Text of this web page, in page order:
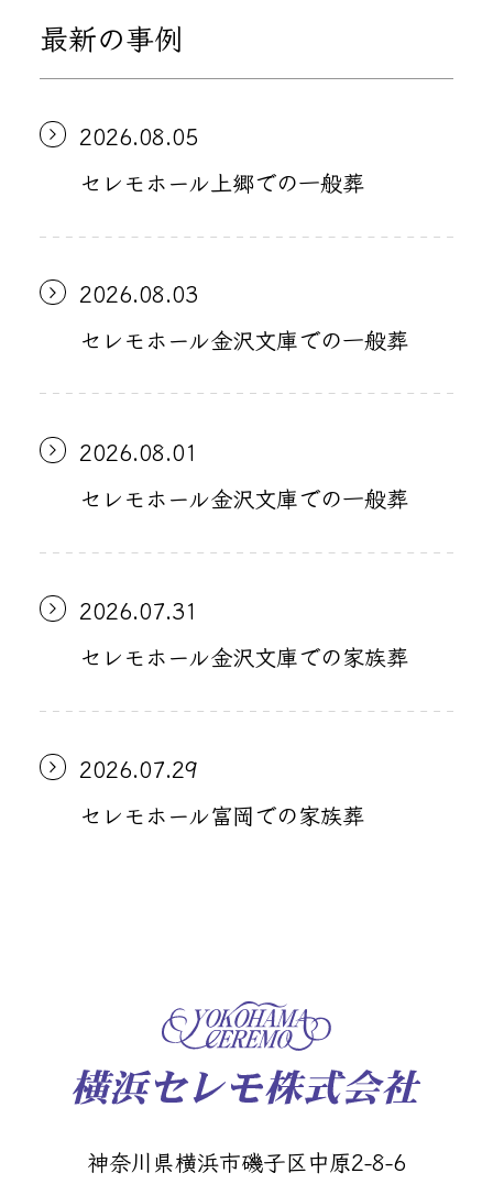
最新の事例
2026.08.05
セレモホール上郷での一般葬
2026.08.03
セレモホール金沢文庫での一般葬
2026.08.01
セレモホール金沢文庫での一般葬
2026.07.31
セレモホール金沢文庫での家族葬
2026.07.29
セレモホール富岡での家族葬
神奈川県横浜市磯子区中原2-8-6